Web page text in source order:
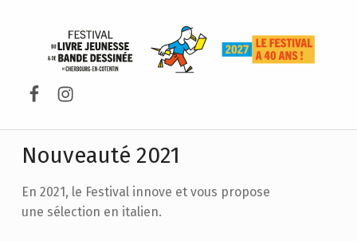
Facebook
Instagram
Nouveauté 2021
En 2021, le Festival innove et vous propose
une sélection en italien.